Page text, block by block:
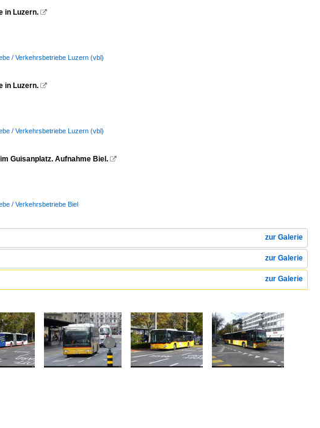
in Luzern. 
/ Verkehrsbetriebe Luzern (vbl)
in Luzern. 
/ Verkehrsbetriebe Luzern (vbl)
Guisanplatz. Aufnahme Biel. 
/ Verkehrsbetriebe Biel
zur Galerie
zur Galerie
zur Galerie